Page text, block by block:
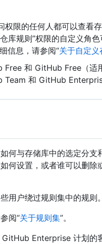
权限的任何人都可以查看
库规则”权限的自定义角
信息，请参阅“关于自定
Free 和 GitHub Free（适
和 GitHub
何与存储库中的选定分
何设置，或者谁可以删
用户绕过规则集中的规则。
阅“关于规则集”。
Enterprise 计划的